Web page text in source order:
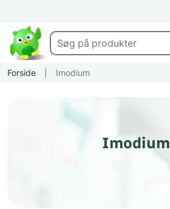
Forside Imodium
Imodium